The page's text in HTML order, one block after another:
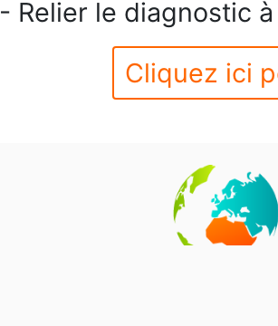
- Relier le diagnostic
Cliquez ici